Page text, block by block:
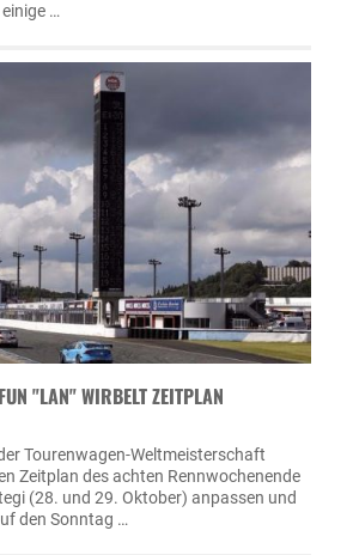
…
"LAN" WIRBELT ZEITPLAN
Tourenwagen-Weltmeisterschaft
Zeitplan des achten Rennwochenende
(28. und 29. Oktober) anpassen und
den Sonntag …